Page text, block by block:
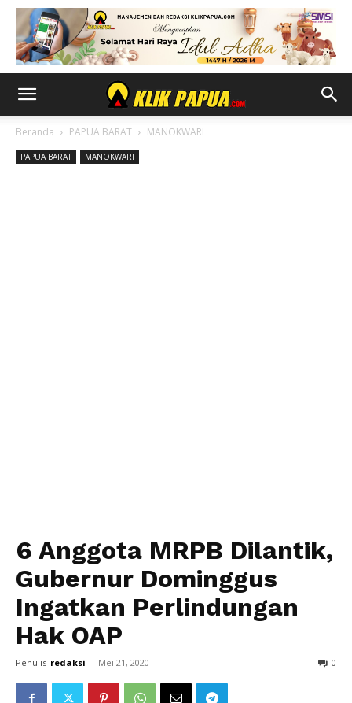
Beranda PAPUA BARAT MANOKWARI
PAPUA BARAT MANOKWARI
6 Anggota MRPB Dilantik,
Gubernur Dominggus
Ingatkan Perlindungan
Hak OAP
Penulis redaksi - Mei 21, 2020 0